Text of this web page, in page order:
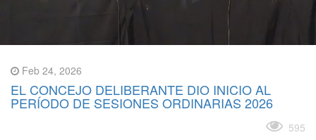
Feb 24, 2026
EL CONCEJO DELIBERANTE DIO INICIO AL
PERÍODO DE SESIONES ORDINARIAS 2026
595